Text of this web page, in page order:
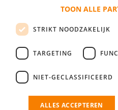
login gegevens onthouden
login
Bedrijf aanmelden
nieuwe collega/werknemer zo
TOON ALLE
STRIKT NOODZAKELIJK
TARGETING
NIET-GECLASSIFICEERD
ALLES ACCEPTEREN